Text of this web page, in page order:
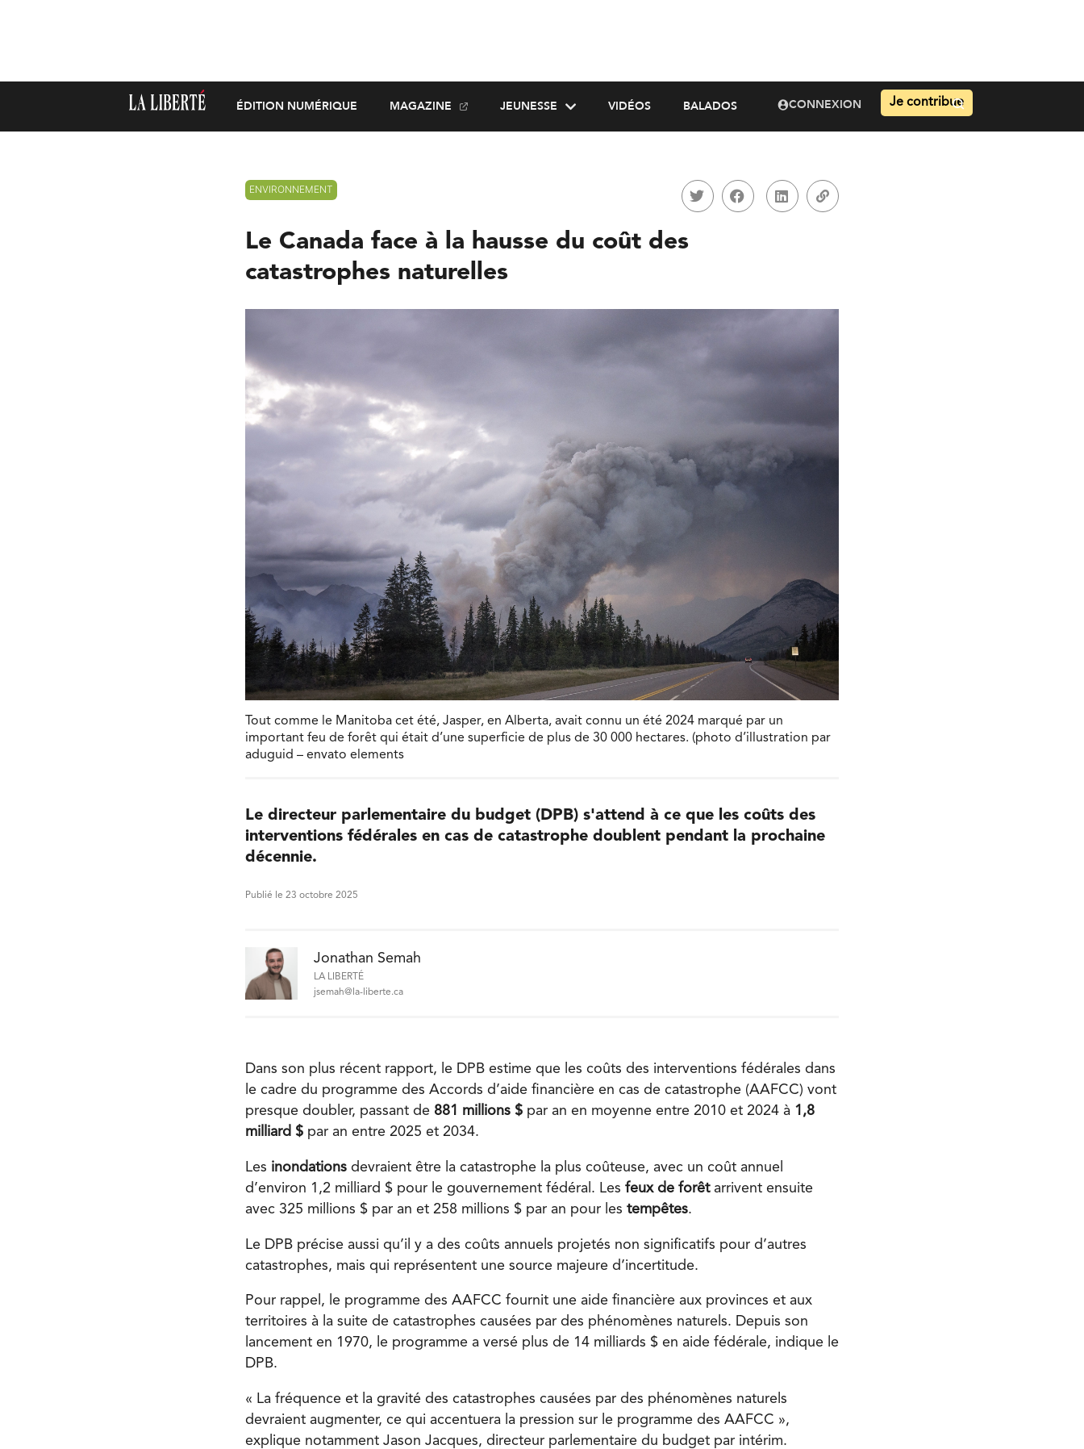
ÉDITION NUMÉRIQUE MAGAZINE JEUNESSE VIDÉOS BALADOS CONNEXION Je contribue
ENVIRONNEMENT
Le Canada face à la hausse du coût des
catastrophes naturelles
Tout comme le Manitoba cet été, Jasper, en Alberta, avait connu un été 2024 marqué par un
important feu de forêt qui était d’une superficie de plus de 30 000 hectares. (photo d’illustration par
aduguid – envato elements
Le directeur parlementaire du budget (DPB) s'attend à ce que les coûts des
interventions fédérales en cas de catastrophe doublent pendant la prochaine
décennie.
Publié le 23 octobre 2025
Jonathan Semah
LA LIBERTÉ
jsemah@la-liberte.ca
Dans son plus récent rapport, le DPB estime que les coûts des interventions fédérales dans
le cadre du programme des Accords d’aide financière en cas de catastrophe (AAFCC) vont
presque doubler, passant de 881 millions $ par an en moyenne entre 2010 et 2024 à 1,8
milliard $ par an entre 2025 et 2034.
Les inondations devraient être la catastrophe la plus coûteuse, avec un coût annuel
d’environ 1,2 milliard $ pour le gouvernement fédéral. Les feux de forêtarrivent ensuite
avec 325 millions $ par an et 258 millions $ par an pour les tempêtes.
Le DPB précise aussi qu’il y a des coûts annuels projetés non significatifs pour d’autres
catastrophes, mais qui représentent une source majeure d’incertitude.
Pour rappel, le programme des AAFCC fournit une aide financière aux provinces et aux
territoires à la suite de catastrophes causées par des phénomènes naturels. Depuis son
lancement en 1970, le programme a versé plus de 14 milliards $ en aide fédérale, indique le
DPB.
« La fréquence et la gravité des catastrophes causées par des phénomènes naturels
devraient augmenter, ce qui accentuera la pression sur le programme des AAFCC »,
explique notamment Jason Jacques, directeur parlementaire du budget par intérim.